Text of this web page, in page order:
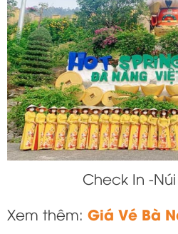
Check In -
Xem thêm: Giá Vé Bà